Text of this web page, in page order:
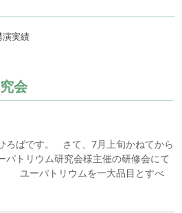
演実績
会
ろばです。 さて、7月上旬かねてから
パトリウム研究会様主催の研修会にて
ユーパトリウムを一大品目とすべ